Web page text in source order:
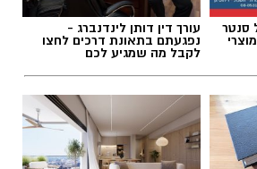
גביע הטוטו, ראשל"צ סנטר עורך דין דותן לינדנברג -
נפגעתם בתאונת דרכים לחצו
לקבל מה שמגיע לכם